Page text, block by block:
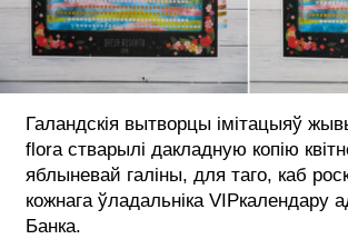
Галандскія вытворцы імітацыяў
flora стварылі дакладную копію
яблыневай галіны, для таго, каб
кожнага ўладальніка VIPкалендару
Банка.